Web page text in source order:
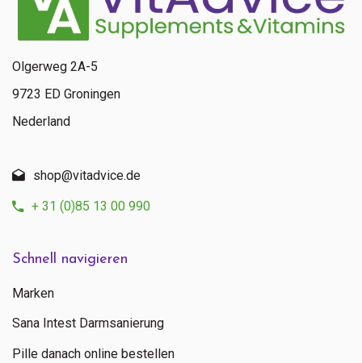
Schnell navigieren
Marken
Sana Intest Darmsanierung
Pille danach online bestellen
Olgerweg 2A-5
9723 ED Groningen
Nederland
shop@vitadvice.de
+ 31 (0)85 13 00 990